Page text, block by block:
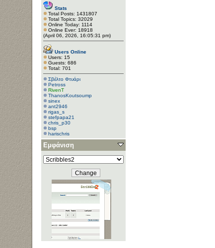
Stats
Total Posts: 1431807
Total Topics: 32029
Online Today: 1114
Online Ever: 18918
(April 06, 2026, 16:05:31 pm)
Users Online
Users: 15
Guests: 686
Total: 701
Σβέλτο Φτυάρι
Petross
RivenT
ThanosKoutsoump
sinex
ant2946
rigas_s
stefpapa21
chris_p30
bsp
harischris
Pcsc
femanak
Εμφάνιση